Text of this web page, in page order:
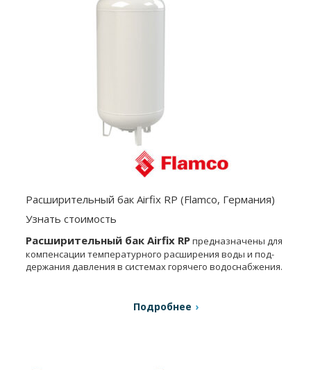
Расширительный бак Airfix RP (Flamco, Германия)
Узнать стоимость
Расширительный бак Airfix RPпредна­значены для
компенсации температурного расширения воды и под­
держания давления в системах горячего водоснабжения.
Подробнее